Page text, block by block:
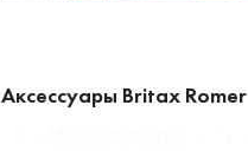
Аксессуары Britax Romer